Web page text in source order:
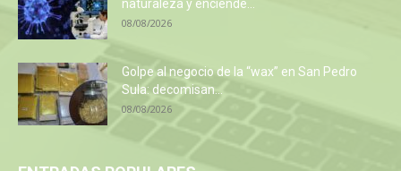
naturaleza y enciende...
08/08/2026
Golpe al negocio de la “wax” en San Pedro
Sula: decomisan...
08/08/2026